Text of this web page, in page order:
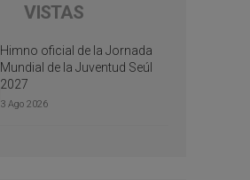
VISTAS
Himno oficial de la Jornada
Mundial de la Juventud Seúl
2027
3 Ago 2026